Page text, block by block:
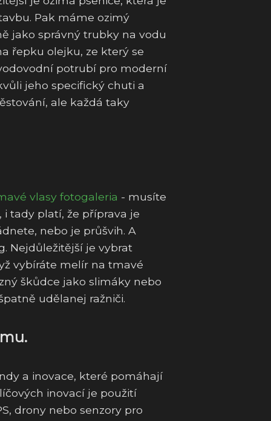
Pak máme ozimý
jako správný trubky na vodu
řepku olejku, ze který se
potrubí pro moderní
jeho specifický chuti a
ale každá taky
vlasy fotogaleria - musíte
, i tady platí, že příprava je
nebo je průšvih. A
Nejdůležitější je vybrat
vybíráte melír na tmavé
škůdce jako slimáky nebo
udělanej ražniči.
a inovace, které pomáhají
inovací je použití
drony nebo senzory pro